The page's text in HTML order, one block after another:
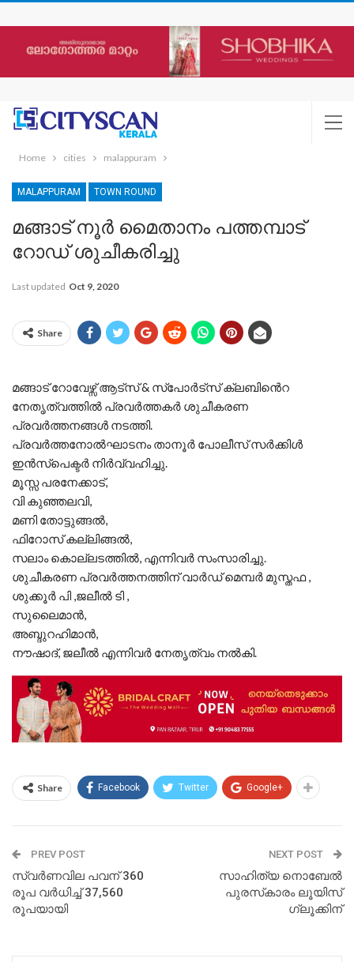
Home cities malappuram
MALAPPURAM TOWN ROUND
മങ്ങാട് നൂർ മൈതാനം പത്തമ്പാട്
റോഡ് ശുചീകരിച്ചു
Last updated Oct 9, 2020
Share
മങ്ങാട് റോവേഴ്സ് ആട്സ് & സ്പോർട്സ് ക്ലബിൻെറ
നേതൃത്വത്തിൽ പ്രവർത്തകർ ശുചീകരണ
പ്രവർത്തനങ്ങൾ നടത്തി.
പ്രവർത്തനോൽഘാടനം താനൂർ പോലീസ് സർക്കിൾ
ഇൻസ്പെക്ടർ നിർവ്വഹിച്ചു.
മൂസ്സ പരനേക്കാട്,
വി കുഞ്ഞലവി,
മണി തോട്ടുങ്ങൽ,
ഫിറോസ് കല്ലിങ്ങൽ,
സലാം കൊല്ലടത്തിൽ, എന്നിവർ സംസാരിച്ചു.
ശുചീകരണ പ്രവർത്തനത്തിന് വാർഡ് മെമ്പർ മുസ്തഫ ,
ശുക്കൂർ പി ,ജലീൽ ടി ,
സുലൈമാൻ,
അബ്ദുറഹിമാൻ,
നൗഷാദ്, ജലീൽ എന്നിവർ നേതൃത്വം നൽകി.
Share Facebook Twitter Google+
PREV POST
സ്വര്‍ണവില പവന് 360
രൂപ വര്‍ധിച്ച് 37,560
രൂപയായി
NEXT POST
സാഹിത്യ നൊബേല്‍
പുരസ്‌കാരം ലൂയിസ്
ഗ്ലൂക്കിന്